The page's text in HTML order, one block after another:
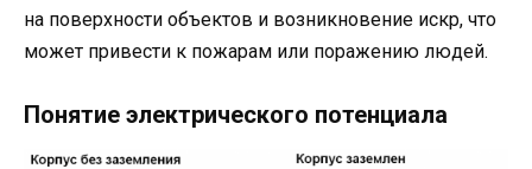
на поверхности объектов и возникновение искр, что
может привести к пожарам или поражению людей.
Понятие электрического потенциала